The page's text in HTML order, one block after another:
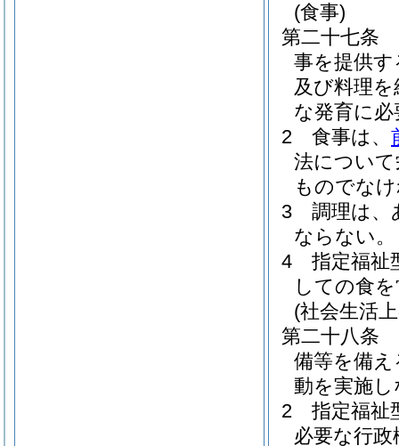
(食事)
第二十七条
事を提供
及び料理
な発育に
2
食事は、
法につい
ものでな
3
調理は、
ならない。
4
指定福祉
しての食
(社会生活
第二十八条
備等を備
動を実施
2
指定福祉
必要な行